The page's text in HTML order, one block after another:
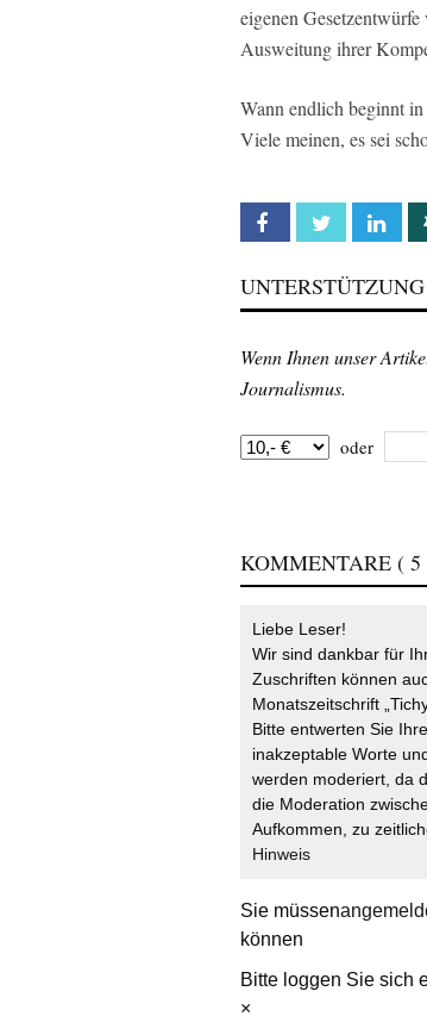
eigenen
Ausweitung ihrer
Wann endlich beginnt
Viele meinen, es sei
Facebook Twitter
UNTERSTÜTZUNG
Wenn Ihnen unser
Journalismus.
oder
KOMMENTARE ( 5
Liebe Leser!
Wir sind dankbar für
Zuschriften können
Monatszeitschrift
Bitte entwerten Sie
inakzeptable Worte
werden moderiert, da
die Moderation
Aufkommen, zu
Hinweis
Sie müssen
können
Bitte loggen Sie sich
×